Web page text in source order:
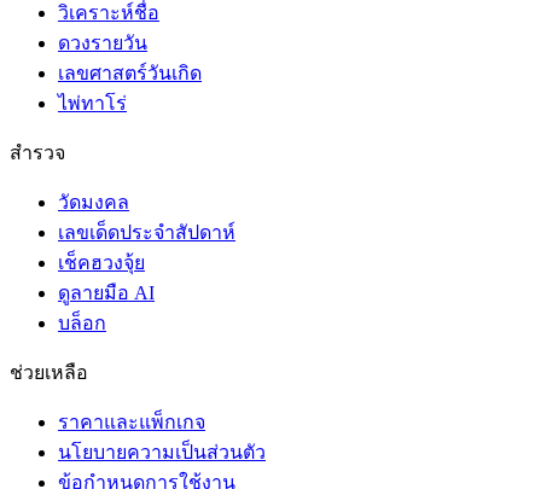
วิเคราะห์ชื่อ
ดวงรายวัน
เลขศาสตร์วันเกิด
ไพ่ทาโร่
สำรวจ
วัดมงคล
เลขเด็ดประจำสัปดาห์
เช็คฮวงจุ้ย
ดูลายมือ AI
บล็อก
ช่วยเหลือ
ราคาและแพ็กเกจ
นโยบายความเป็นส่วนตัว
ข้อกำหนดการใช้งาน